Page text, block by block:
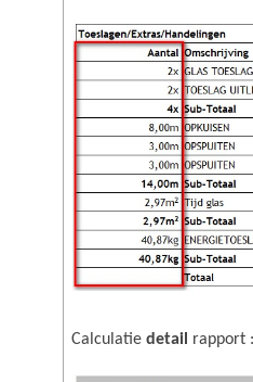
Calculatie detail rapport :